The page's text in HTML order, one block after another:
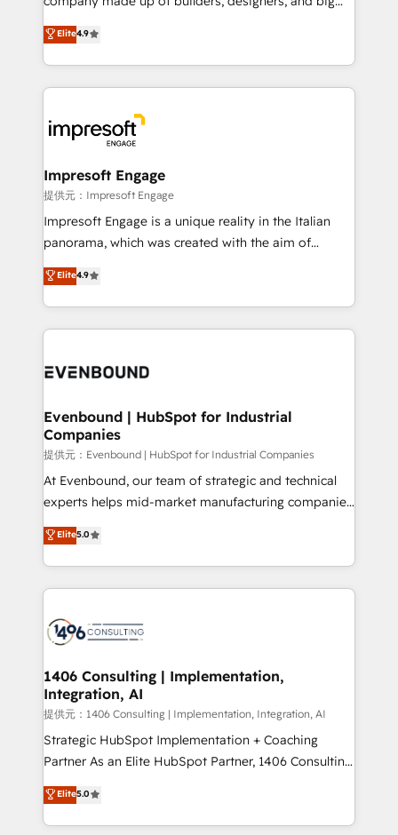
Platform Migration Excellence. • Top 3 Partner of the
Year LATAM 2022, 2023, 2024, 2025. • Partner of the
business with HubSpot? Let Cebra’s experts help
you grow faster, smarter, and with impact.
thinkers. We blend strategy, design, and
development—always fueled by curiosity—to turn
ideas, opportunities, and challenges into meaningful
experiences. To us, technology is more than just
and—most importantly—simple. That’s why we lean
into bold ideas and shape them into thoughtful
products and strategies that actually make a
difference.
Elite4.9
Impresoft Engage
提供元：Impresoft Engage
Impresoft Engage is a unique reality in the Italian
panorama, which was created with the aim of
putting Customer Experience at the center by
creating digital environments capable of integrating
people, processes and data. We offer the best
digital solutions on the market, ranging from CRM
marketing automation to online and offline sales
allowing companies to optimize processes and meet
the needs of the customer. We are part of Impresoft
Group, a group of specialized and complementary
companies that divide their offer into 4
Competence Centers: Smart Manufacturing,
The synergies generated by these integrations,
together with the combination of talents, skills,
to accompany companies on their digital
transformation journey.
Elite4.9
Evenbound | HubSpot for Industrial
Companies
提供元：Evenbound | HubSpot for Industrial Companies
At Evenbound, our team of strategic and technical
experts helps mid-market manufacturing companies
achieve real growth. We specialize in delivering
tailored solutions that drive results by leveraging
HubSpot’s platform and data to fuel success.
Technical Solutions: - HubSpot Technical Consulting -
Onboarding - Data Migration & Integrations -
Revenue Operations - Inbound Marketing -
Outbound Marketing - HubSpot CMS Website
Design & Development We empower our clients to
reach their full potential by providing transparent,
relationship-driven support. With over 300 HubSpot
technical know-how and strategic guidance you
need to succeed.
Elite5.0
1406 Consulting | Implementation,
Integration, AI
提供元：1406 Consulting | Implementation, Integration, AI
Strategic HubSpot Implementation + Coaching
Partner As an Elite HubSpot Partner, 1406 Consulting
helps mid-market revenue teams transform how
they sell, market, and serve. We don't just build your
HubSpot—we teach your team to own it, then stay
Elite5.0